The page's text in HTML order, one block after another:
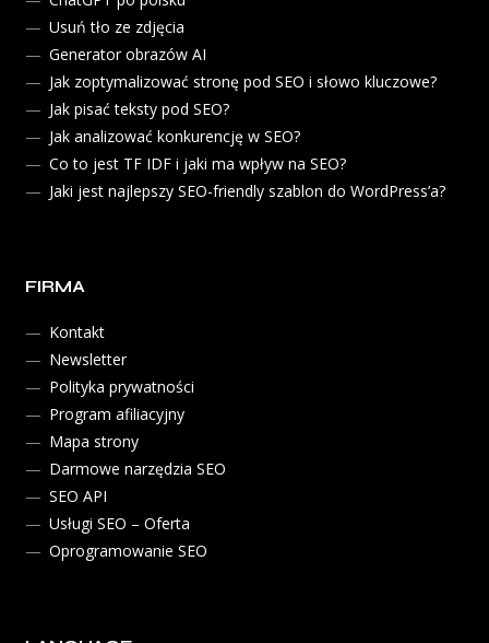
Usuń tło ze zdjęcia
Generator obrazów AI
Jak zoptymalizować stronę pod SEO i słowo kluczowe?
Jak pisać teksty pod SEO?
Jak analizować konkurencję w SEO?
Co to jest TF IDF i jaki ma wpływ na SEO?
Jaki jest najlepszy SEO-friendly szablon do WordPress’a?
FIRMA
Kontakt
Newsletter
Polityka prywatności
Program afiliacyjny
Mapa strony
Darmowe narzędzia SEO
SEO API
Usługi SEO – Oferta
Oprogramowanie SEO